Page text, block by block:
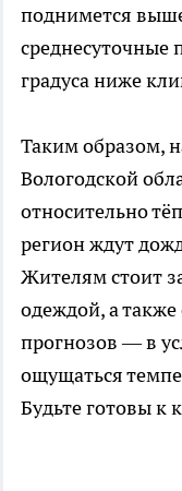
поднимется
среднесуточные
градуса ниже
Таким образом,
Вологодской
относительно
регион ждут
Жителям стоит
одеждой, а
прогнозов — в
ощущаться
Будьте готовы к